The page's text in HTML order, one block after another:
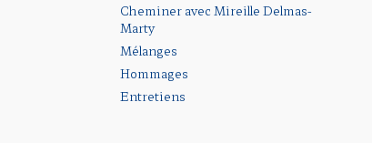
Cheminer avec Mireille Delmas-
Marty
Mélanges
Hommages
Entretiens